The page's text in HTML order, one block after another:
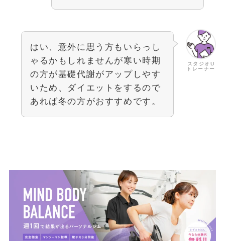
スタジオU
トレーナー
はい、意外に思う方もいらっし
ゃるかもしれませんが寒い時期
の方が基礎代謝がアップしやす
いため、ダイエットをするので
あれば冬の方がおすすめです。